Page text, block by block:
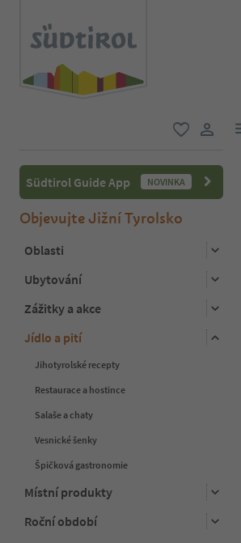
Südtirol Guide App NOVINKA
Objevujte Jižní Tyrolsko
Oblasti
Ubytování
Zážitky a akce
Jídlo a pití
Jihotyrolské recepty
Restaurace a hostince
Salaše a chaty
Vesnické šenky
Špičková gastronomie
Místní produkty
Roční období